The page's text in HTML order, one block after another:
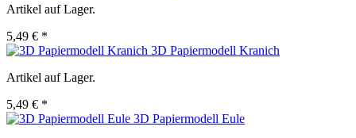
Artikel auf Lager.
5,49 € *
3D Papiermodell Kranich
Artikel auf Lager.
5,49 € *
3D Papiermodell Eule